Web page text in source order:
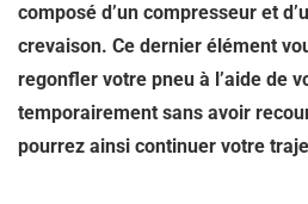
composé d’un compresseur et
crevaison. Ce dernier élément
regonfler votre pneu à l’aide de
temporairement sans avoir
pourrez ainsi continuer votre